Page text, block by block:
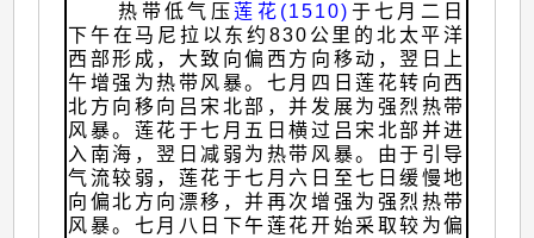
热带低气压莲花(1510) 于七月二日
下午在马尼拉以东约830公里的北太平洋
西部形成，大致向偏西方向移动，翌日上
午增强为热带风暴。七月四日莲花转向西
北方向移向吕宋北部，并发展为强烈热带
风暴。莲花于七月五日横过吕宋北部并进
入南海，翌日减弱为热带风暴。由于引导
气流较弱，莲花于七月六日至七日缓慢地
向偏北方向漂移，并再次增强为强烈热带
风暴。七月八日下午莲花开始采取较为偏